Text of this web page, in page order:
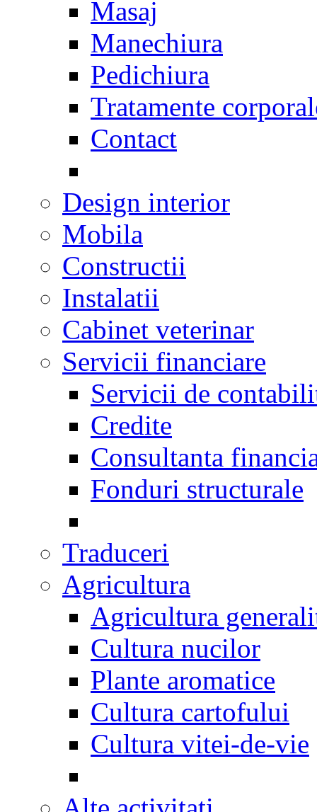
Masaj
Manechiura
Pedichiura
Tratamente
Contact
Design interior
Mobila
Constructii
Instalatii
Cabinet veterinar
Servicii financiare
Servicii de
Credite
Consultanta
Fonduri structurale
Traduceri
Agricultura
Agricultura
Cultura nucilor
Plante aromatice
Cultura cartofului
Cultura vitei-de-vie